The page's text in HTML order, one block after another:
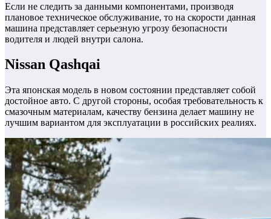
Если не следить за данными компонентами, производя
плановое техническое обслуживание, то на скорости данная
машина представляет серьезную угрозу безопасности
водителя и людей внутри салона.
Nissan Qashqai
Эта японская модель в новом состоянии представляет собой
достойное авто. С другой стороны, особая требовательность к
смазочным материалам, качеству бензина делает машину не
лучшим вариантом для эксплуатации в российских реалиях.